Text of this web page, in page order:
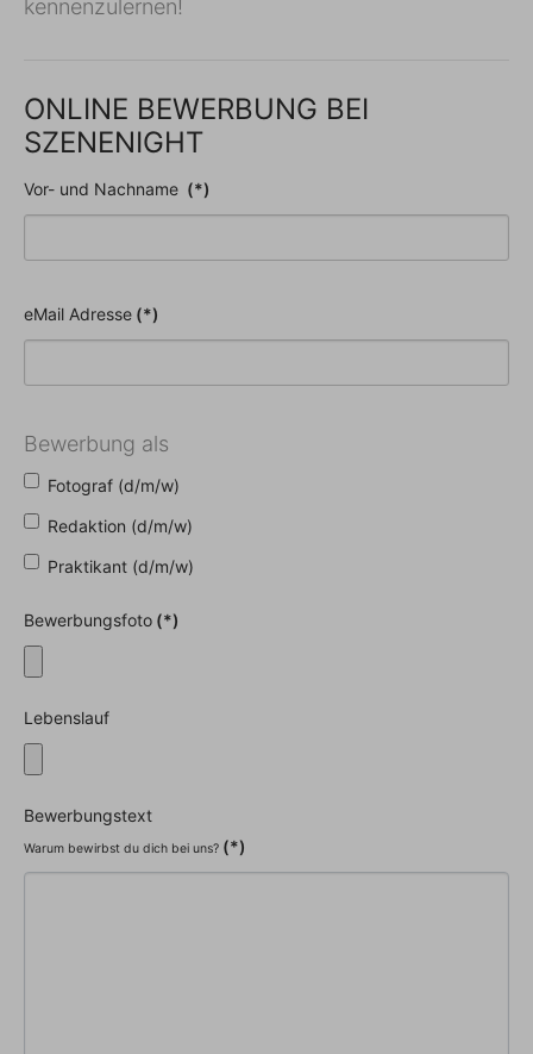
kennenzulernen!
ONLINE BEWERBUNG BEI
SZENENIGHT
Vor- und Nachname (*)
eMail Adresse (*)
Bewerbung als
Fotograf (d/m/w)
Redaktion (d/m/w)
Praktikant (d/m/w)
Bewerbungsfoto (*)
Lebenslauf
Bewerbungstext
Warum bewirbst du dich bei uns? (*)